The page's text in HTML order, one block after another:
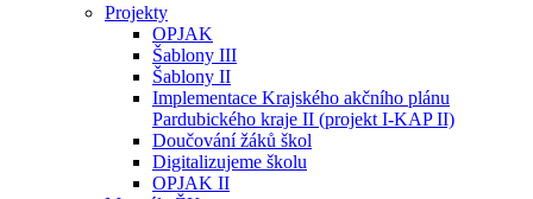
Projekty
OPJAK
Šablony III
Šablony II
Implementace Krajského akčního plánu
Pardubického kraje II (projekt I-KAP II)
Doučování žáků škol
Digitalizujeme školu
OPJAK II